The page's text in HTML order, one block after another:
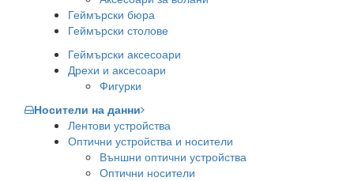
Геймърски бюра
Геймърски столове
Геймърски аксесоари
Дрехи и аксесоари
Фигурки
Носители на данни
Лентови устройства
Оптични устройства и носители
Външни оптични устройства
Оптични носители